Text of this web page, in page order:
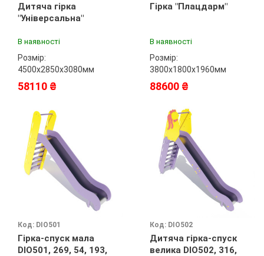
Дитяча гірка
"Універсальна"
В наявності
Розмір:
4500х2850х3080мм
58110 ₴
Гірка "Плацдарм"
В наявності
Розмір:
3800х1800х1960мм
88600 ₴
Код: DIO501
Гірка-спуск мала
DIO501, 269, 54, 193,
Код: DIO502
Дитяча гірка-спуск
велика DIO502, 316,